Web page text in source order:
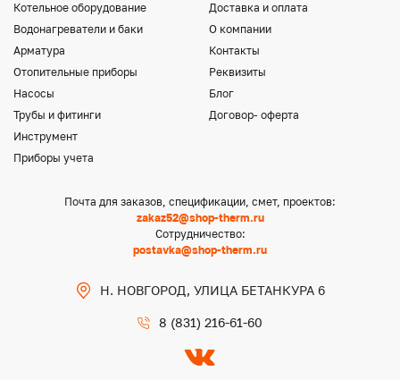
Котельное оборудование
Водонагреватели и баки
Арматура
Отопительные приборы
Насосы
Трубы и фитинги
Инструмент
Приборы учета
Доставка и оплата
О компании
Контакты
Реквизиты
Блог
Договор- оферта
Почта для заказов, спецификации, смет, проектов:
zakaz52@shop-therm.ru
Сотрудничество:
postavka@shop-therm.ru
Н. НОВГОРОД, УЛИЦА БЕТАНКУРА 6
8 (831) 216-61-60